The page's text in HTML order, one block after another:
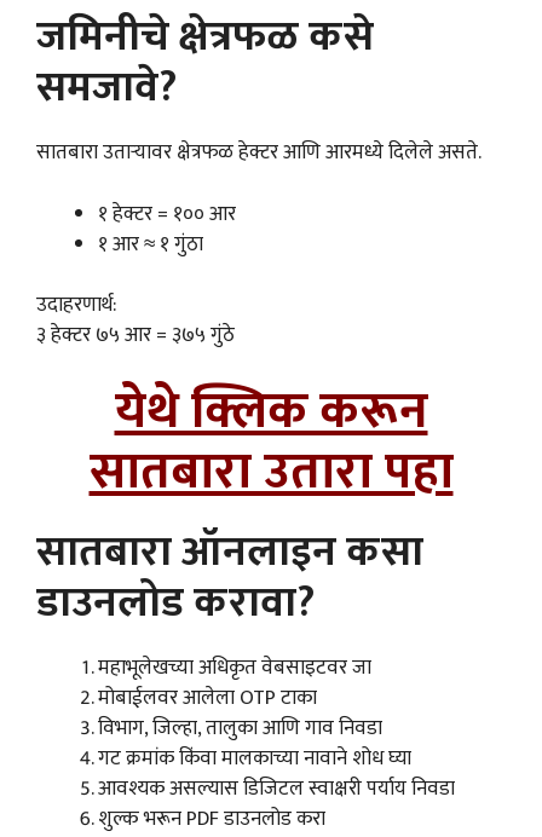
जमिनीचे क्षेत्रफळ कसे
समजावे?
सातबारा उताऱ्यावर क्षेत्रफळ हेक्टर आणि आरमध्ये दिलेले असते.
१ हेक्टर = १०० आर
१ आर ≈ १ गुंठा
उदाहरणार्थ:
३ हेक्टर ७५ आर = ३७५ गुंठे
येथे क्लिक करून
सातबारा उतारा पहा
सातबारा ऑनलाइन कसा
डाउनलोड करावा?
महाभूलेखच्या अधिकृत वेबसाइटवर जा
मोबाईलवर आलेला OTP टाका
विभाग, जिल्हा, तालुका आणि गाव निवडा
गट क्रमांक किंवा मालकाच्या नावाने शोध घ्या
आवश्यक असल्यास डिजिटल स्वाक्षरी पर्याय निवडा
शुल्क भरून PDF डाउनलोड करा